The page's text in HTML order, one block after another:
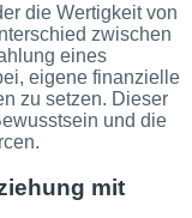
die Wertigkeit von
zwischen
eines
eigene finanzielle
zu setzen. Dieser
und die
mit